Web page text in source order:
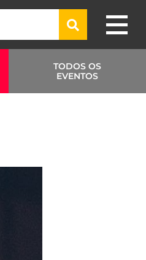
TODOS OS
EVENTOS